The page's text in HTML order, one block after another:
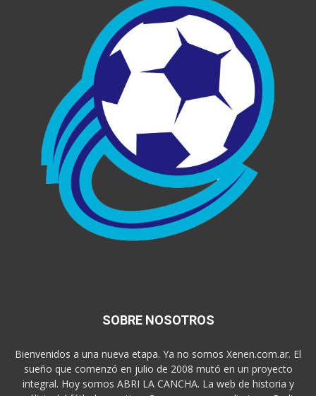
SOBRE NOSOTROS
Bienvenidos a una nueva etapa. Ya no somos Xenen.com.ar. El
sueño que comenzó en julio de 2008 mutó en un proyecto
integral. Hoy somos ABRI LA CANCHA. La web de historia y